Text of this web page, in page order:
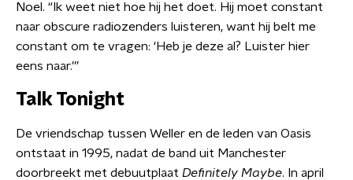
Noel. “Ik weet niet hoe hij het doet. Hij moet constant
naar obscure radiozenders luisteren, want hij belt me
constant om te vragen: ‘Heb je deze al? Luister hier
eens naar.’”
Talk Tonight
De vriendschap tussen Weller en de leden van Oasis
ontstaat in 1995, nadat de band uit Manchester
doorbreekt met debuutplaat Definitely Maybe. In april